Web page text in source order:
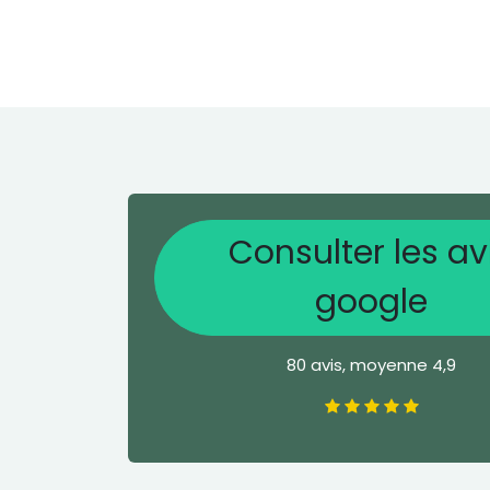
Consulter les
google
80 avis, moyenne 4,9